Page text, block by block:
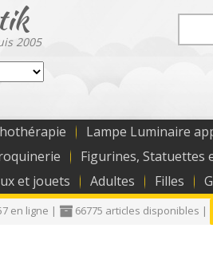
2005
Lampe Luminaire
Figurines, Statuettes
et jouets Adultes Filles
en ligne | 66775 articles disponibles |